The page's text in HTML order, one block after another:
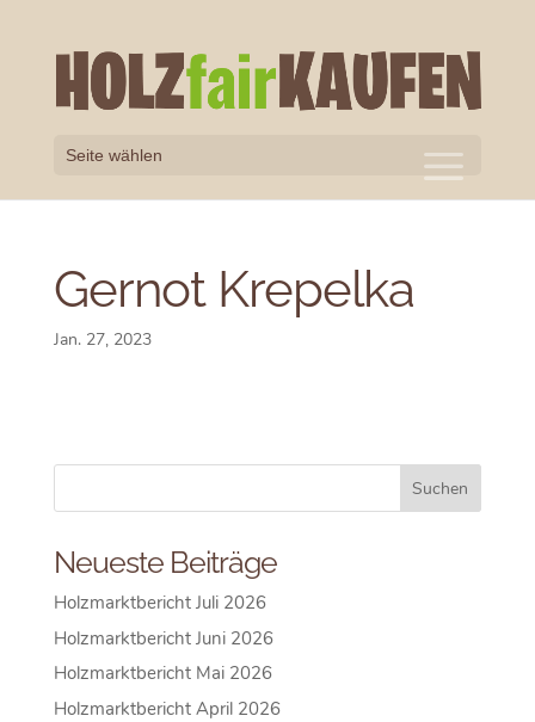
Seite wählen
Gernot Krepelka
Jan. 27, 2023
Neueste Beiträge
Holzmarktbericht Juli 2026
Holzmarktbericht Juni 2026
Holzmarktbericht Mai 2026
Holzmarktbericht April 2026